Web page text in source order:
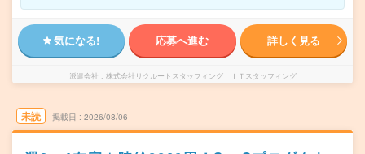
気になる! 応募へ進む 詳しく見る
派遣会社 株式会社リクルートスタッフィング ＩＴスタッフィング
未読 掲載日 2026/08/06